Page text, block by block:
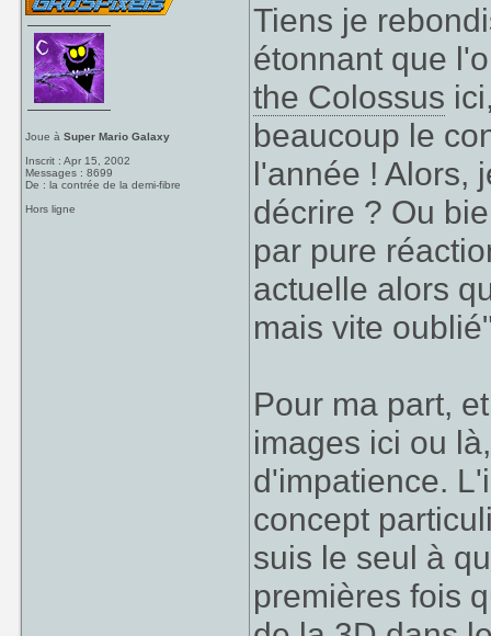
Joue àSuper Mario Galaxy
Inscrit : Apr 15, 2002
Messages : 8699
De : la contrée de la demi-fibre
Hors ligne
Tiens je
étonnant que
the Colossus
beaucoup le
l'année ! Alors,
décrire ? Ou
par pure
actuelle alors
mais vite
Pour ma part,
images ici ou
d'impatience.
concept
suis le seul à
premières fois